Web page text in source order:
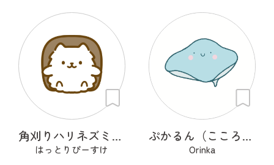
角刈りハリネズミくん
はっとりぴーすけ
ぷかるん（こころの海を旅するエイ）
Orinka